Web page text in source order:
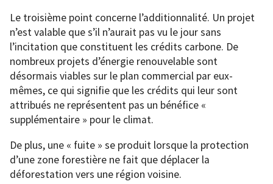
Le troisième point concerne l’additionnalité. Un projet
n’est valable que s’il n’aurait pas vu le jour sans
l’incitation que constituent les crédits carbone. De
nombreux projets d’énergie renouvelable sont
désormais viables sur le plan commercial par eux-
mêmes, ce qui signifie que les crédits qui leur sont
attribués ne représentent pas un bénéfice «
supplémentaire » pour le climat.
De plus, une « fuite » se produit lorsque la protection
d’une zone forestière ne fait que déplacer la
déforestation vers une région voisine.